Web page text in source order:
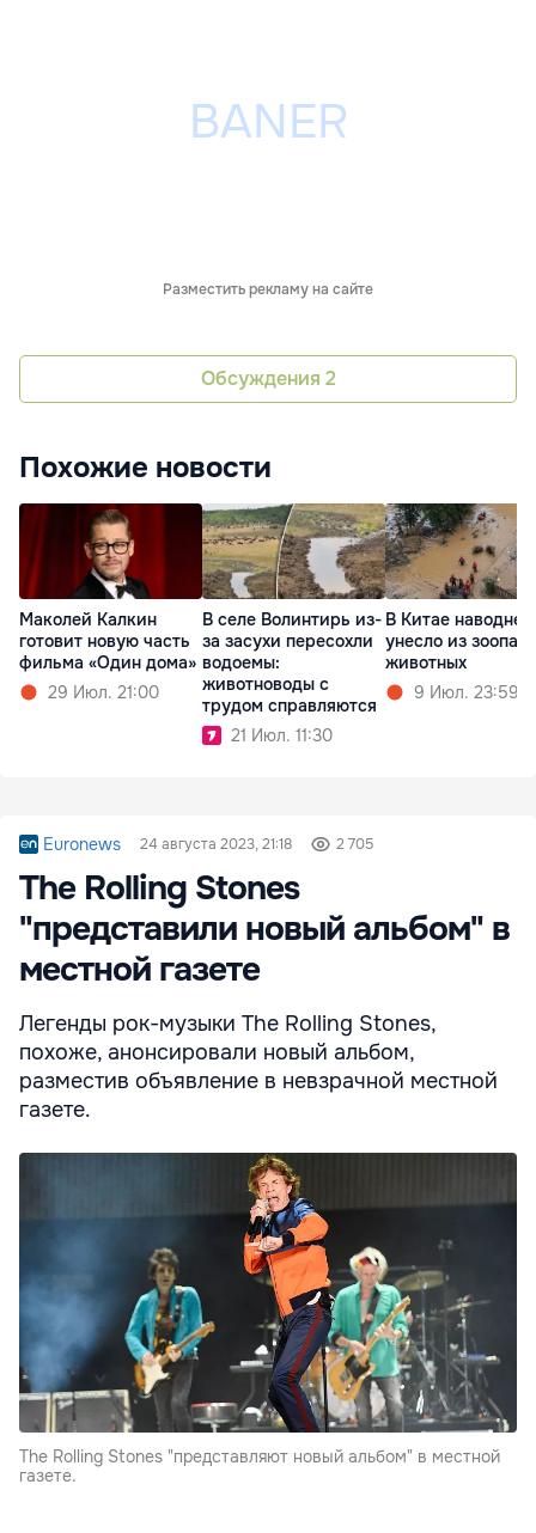
Разместить рекламу на сайте
Обсуждения 2
Похожие новости
Маколей Калкин
готовит новую часть
фильма «Один дома»
29 Июл. 21:00
В селе Волинтирь из-
за засухи пересохли
водоемы:
животноводы с
трудом справляются
21 Июл. 11:30
В Китае
унесло из
животных
9 Июл. 23:59
Euronews 24 августа 2023, 21:18 2 705
The Rolling Stones
"представили новый альбом" в
местной газете
Легенды рок-музыки The Rolling Stones,
похоже, анонсировали новый альбом,
разместив объявление в невзрачной местной
газете.
The Rolling Stones "представляют новый альбом" в местной
газете.